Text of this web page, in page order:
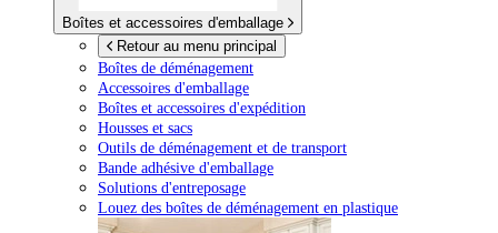
Boîtes et accessoires d'emballage
Retour au menu principal
Boîtes de déménagement
Accessoires d'emballage
Boîtes et accessoires d'expédition
Housses et sacs
Outils de déménagement et de transport
Bande adhésive d'emballage
Solutions d'entreposage
Louez des boîtes de déménagement en plastique